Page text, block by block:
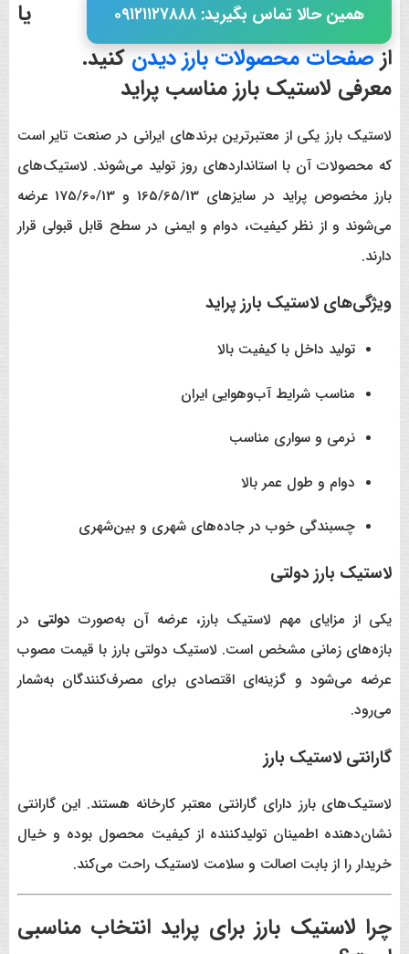
همین حالا تماس بگیرید: ٠٩١٢١١٢٧٨٨٨
یا
ازصفحات محصولات بارز دیدنکنید.
معرفی لاستیک بارز مناسب پراید
لاستیک بارز یکی از معتبرترین برندهای ایرانی در صنعت تایر است
که محصولات آن با استانداردهای روز تولید می‌شوند. لاستیک‌های
بارز مخصوص پراید در سایزهای 165/65/13 و 175/60/13 عرضه
می‌شوند و از نظر کیفیت، دوام و ایمنی در سطح قابل قبولی قرار
دارند.
ویژگی‌های لاستیک بارز پراید
تولید داخل با کیفیت بالا
مناسب شرایط آب‌وهوایی ایران
نرمی و سواری مناسب
دوام و طول عمر بالا
چسبندگی خوب در جاده‌های شهری و بین‌شهری
لاستیک بارز دولتی
یکی از مزایای مهم لاستیک بارز، عرضه آن به‌صورت دولتی در
بازه‌های زمانی مشخص است. لاستیک دولتی بارز با قیمت مصوب
عرضه می‌شود و گزینه‌ای اقتصادی برای مصرف‌کنندگان به‌شمار
می‌رود.
گارانتی لاستیک بارز
لاستیک‌های بارز دارای گارانتی معتبر کارخانه هستند. این گارانتی
نشان‌دهنده اطمینان تولیدکننده از کیفیت محصول بوده و خیال
خریدار را از بابت اصالت و سلامت لاستیک راحت می‌کند.
چرا لاستیک بارز برای پراید انتخاب مناسبی